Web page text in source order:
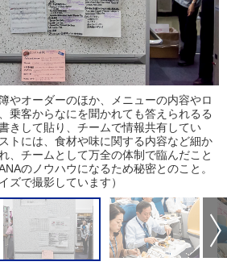
やオーダーのほか、メニューの内容やロ
乗客からなにを聞かれても答えられるる
きして貼り、チームで情報共有してい
トには、食材や味に関する内容など細か
、チームとして万全の体制で臨んだこと
のノウハウになるため秘密とのこと。
ズで撮影しています）